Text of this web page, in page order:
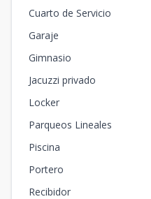
Cuarto de Servicio
Garaje
Gimnasio
Jacuzzi privado
Locker
Parqueos Lineales
Piscina
Portero
Recibidor